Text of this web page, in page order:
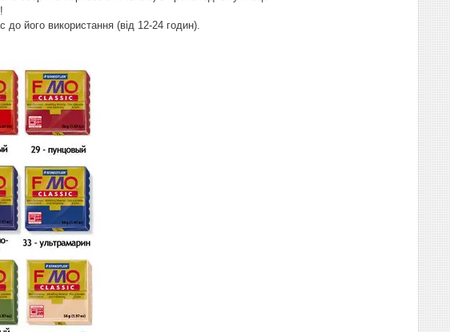
його використання (від 12-24 годин).